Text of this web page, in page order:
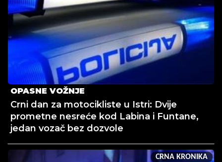
OPASNE VOŽNJE
Crni dan za motocikliste u Istri: Dvije
prometne nesreće kod Labina i Funtane,
jedan vozač bez dozvole
CRNA KRONIKA